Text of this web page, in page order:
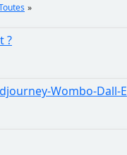
?
Wombo-Dall-E